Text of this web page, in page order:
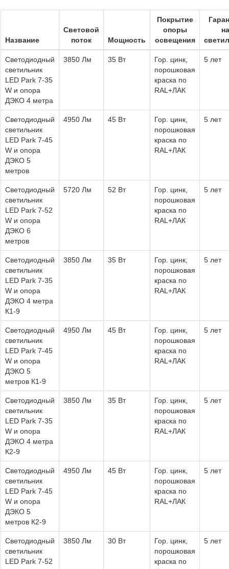
Название
Световой
поток
Мощность
Покрытие
опоры
освещения
на
Светодиодный
светильник
LED Park 7-35
W и опора
ДЭКО 4 метра
3850 Лм 35 Вт
Гор. цинк,
порошковая
краска по
RAL+ЛАК
5 лет
Светодиодный
светильник
LED Park 7-45
W и опора
ДЭКО 5
метров
4950 Лм 45 Вт
Гор. цинк,
порошковая
краска по
RAL+ЛАК
5 лет
Светодиодный
светильник
LED Park 7-52
W и опора
ДЭКО 6
метров
5720 Лм 52 Вт
Гор. цинк,
порошковая
краска по
RAL+ЛАК
5 лет
Светодиодный
светильник
LED Park 7-35
W и опора
ДЭКО 4 метра
К1-9
3850 Лм 35 Вт
Гор. цинк,
порошковая
краска по
RAL+ЛАК
5 лет
Светодиодный
светильник
LED Park 7-45
W и опора
ДЭКО 5
метров К1-9
4950 Лм 45 Вт
Гор. цинк,
порошковая
краска по
RAL+ЛАК
5 лет
Светодиодный
светильник
LED Park 7-35
W и опора
ДЭКО 4 метра
К2-9
3850 Лм 35 Вт
Гор. цинк,
порошковая
краска по
RAL+ЛАК
5 лет
Светодиодный
светильник
LED Park 7-45
W и опора
ДЭКО 5
метров К2-9
4950 Лм 45 Вт
Гор. цинк,
порошковая
краска по
RAL+ЛАК
5 лет
Светодиодный
светильник
LED Park 7-52
3850 Лм 30 Вт
Гор. цинк,
порошковая
краска по
5 лет